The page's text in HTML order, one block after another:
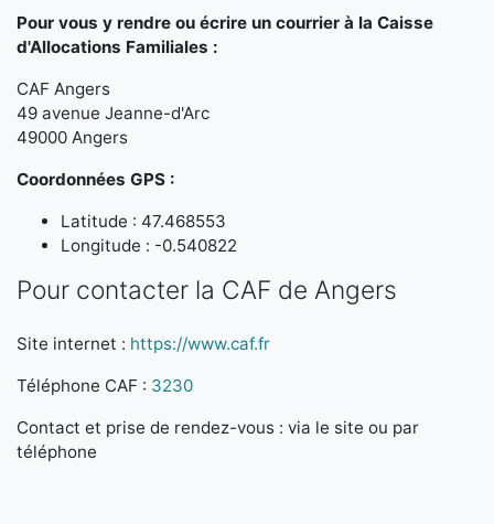
Pour vous y rendre ou écrire un courrier à la Caisse
d'Allocations Familiales :
CAF Angers
49 avenue Jeanne-d'Arc
49000 Angers
Coordonnées GPS :
Latitude : 47.468553
Longitude : -0.540822
Pour contacter la CAF de Angers
Site internet : https://www.caf.fr
Téléphone CAF : 3230
Contact et prise de rendez-vous : via le site ou par
téléphone